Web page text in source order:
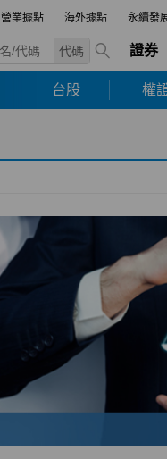
營業據點 海外據點 永續發
代碼 證券
台股 權